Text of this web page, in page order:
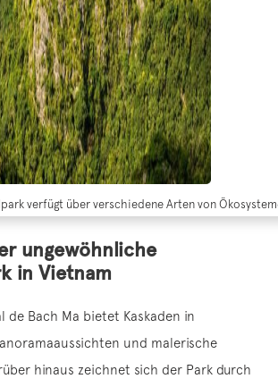
verfügt über verschiedene Arten von
ungewöhnliche
in Vietnam
de Bach Ma bietet Kaskaden in
und malerische
hinaus zeichnet sich der Park durch